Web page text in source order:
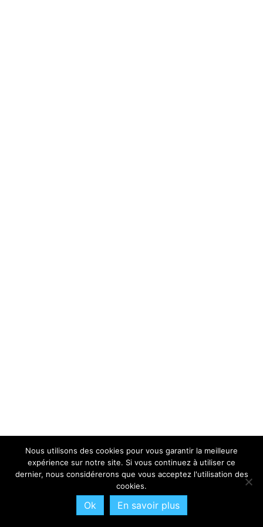
Nous utilisons des cookies pour vous garantir la meilleure
expérience sur notre site. Si vous continuez à utiliser ce
dernier, nous considérerons que vous acceptez l'utilisation des
cookies.
Ok En savoir plus